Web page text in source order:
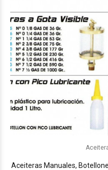
Aceiteras Manuales,